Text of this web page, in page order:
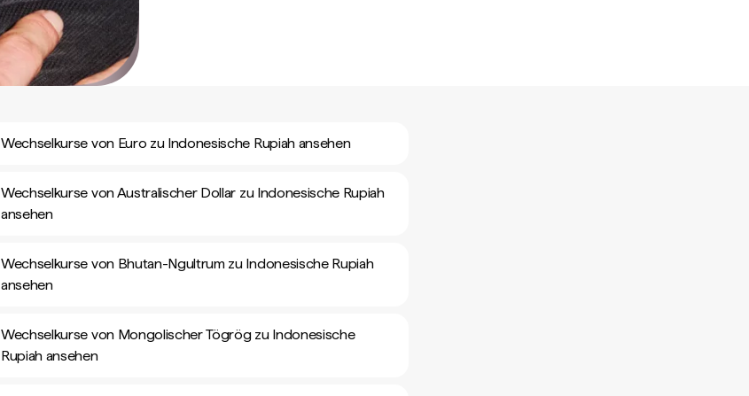
Wechselkurse von Euro zu Indonesische Rupiah ansehen
Wechselkurse von Australischer Dollar zu Indonesische Rupiah
ansehen
Wechselkurse von Bhutan-Ngultrum zu Indonesische Rupiah
ansehen
Wechselkurse von Mongolischer Tögrög zu Indonesische
Rupiah ansehen